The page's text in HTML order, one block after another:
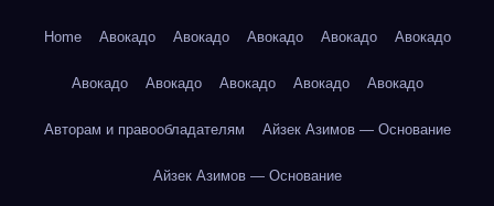
Home Авокадо Авокадо Авокадо Авокадо Авокадо
Авокадо Авокадо Авокадо Авокадо Авокадо
Авторам и правообладателям Айзек Азимов — Основание
Айзек Азимов — Основание